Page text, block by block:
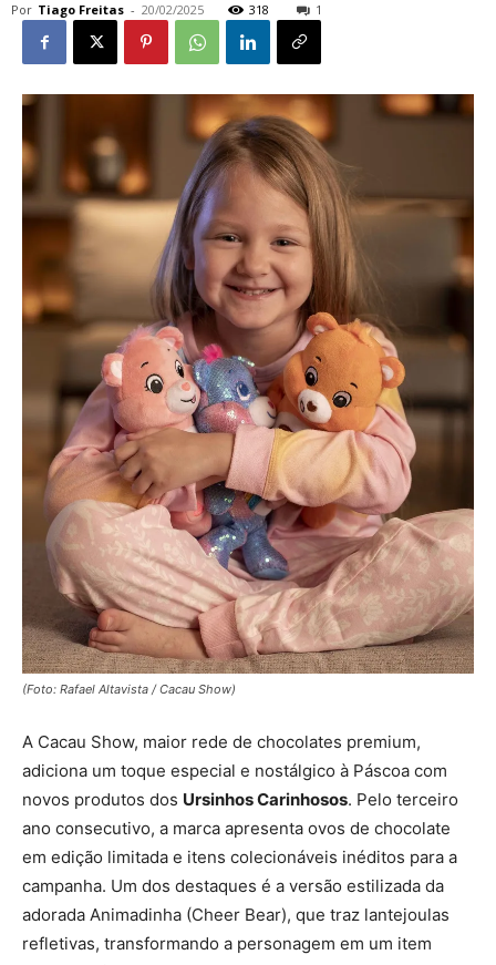
Por Tiago Freitas - 20/02/2025 318 1
(Foto: Rafael Altavista / Cacau Show)
A Cacau Show, maior rede de chocolates premium,
adiciona um toque especial e nostálgico à Páscoa com
novos produtos dos Ursinhos Carinhosos. Pelo terceiro
ano consecutivo, a marca apresenta ovos de chocolate
em edição limitada e itens colecionáveis inéditos para a
campanha. Um dos destaques é a versão estilizada da
adorada Animadinha (Cheer Bear), que traz lantejoulas
refletivas, transformando a personagem em um item